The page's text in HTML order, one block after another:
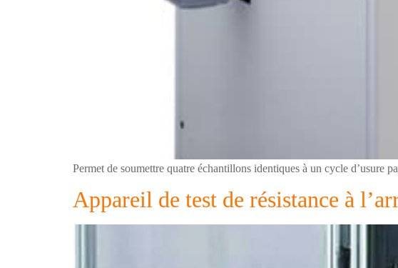
Permet de soumettre quatre échantillons identiques à un cycle d’usure
Appareil de test de résistance à